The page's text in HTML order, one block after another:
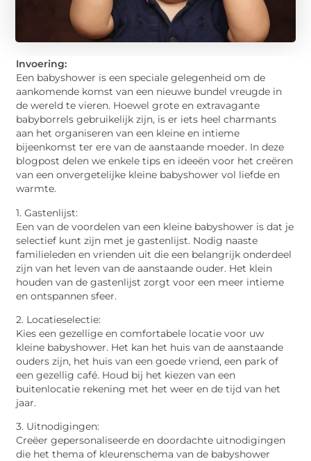
Invoering:
Een babyshower is een speciale gelegenheid om de
aankomende komst van een nieuwe bundel vreugde in
de wereld te vieren. Hoewel grote en extravagante
babyborrels gebruikelijk zijn, is er iets heel charmants
aan het organiseren van een kleine en intieme
bijeenkomst ter ere van de aanstaande moeder. In deze
blogpost delen we enkele tips en ideeën voor het creëren
van een onvergetelijke kleine babyshower vol liefde en
warmte.
1. Gastenlijst:
Een van de voordelen van een kleine babyshower is dat je
selectief kunt zijn met je gastenlijst. Nodig naaste
familieleden en vrienden uit die een belangrijk onderdeel
zijn van het leven van de aanstaande ouder. Het klein
houden van de gastenlijst zorgt voor een meer intieme
en ontspannen sfeer.
2. Locatieselectie:
Kies een gezellige en comfortabele locatie voor uw
kleine babyshower. Het kan het huis van de aanstaande
ouders zijn, het huis van een goede vriend, een park of
een gezellig café. Houd bij het kiezen van een
buitenlocatie rekening met het weer en de tijd van het
jaar.
3. Uitnodigingen:
Creëer gepersonaliseerde en doordachte uitnodigingen
die het thema of kleurenschema van de babyshower